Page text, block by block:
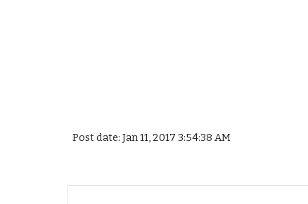
Post date: Jan 11, 2017 3:54:38 AM